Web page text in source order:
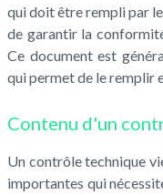
qui doit être rempli par
de garantir la
Ce document est
qui permet de le remplir
Contenu d'un
Un contrôle technique
importantes qui